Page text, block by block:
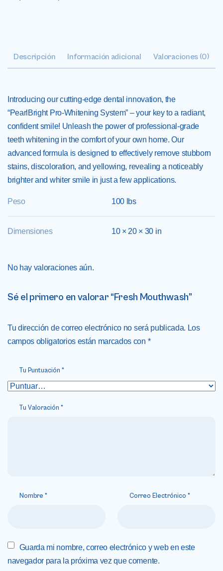
Descripción Información adicional Valoraciones (0)
Introducing our cutting-edge dental innovation, the
“PearlBright Pro-Whitening System” – your key to a radiant,
confident smile! Unleash the power of professional-grade
teeth whitening in the comfort of your own home. Our
advanced formula is designed to effectively remove stubborn
stains, discoloration, and yellowing, revealing a noticeably
brighter and whiter smile in just a few applications.
Peso 100 lbs
Dimensiones 10 × 20 × 30 in
No hay valoraciones aún.
Sé el primero en valorar “Fresh Mouthwash”
Tu dirección de correo electrónico no será publicada. Los
campos obligatorios están marcados con *
Tu Puntuación *
Tu Valoración *
Nombre * Correo Electrónico *
Guarda mi nombre, correo electrónico y web en este
navegador para la próxima vez que comente.